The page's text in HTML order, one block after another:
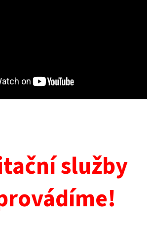
služby